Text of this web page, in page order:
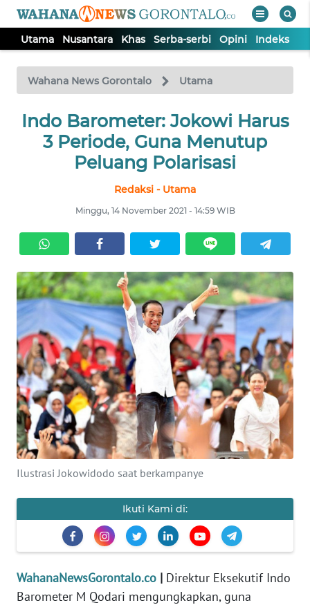
Utama Nusantara Khas Serba-serbi Opini Indeks
Wahana News Gorontalo Utama
Indo Barometer: Jokowi Harus
3 Periode, Guna Menutup
Peluang Polarisasi
Redaksi - Utama
Minggu, 14 November 2021 - 14:59 WIB
Ilustrasi Jokowidodo saat berkampanye
Ikuti Kami di:
WahanaNewsGorontalo.co | Direktur Eksekutif Indo
Barometer M Qodari mengungkapkan, guna
TV
Tutup
UTAMA
NUSANTARA
SERBA-
SERBI
OPINI
Informasi
INDEKS
BERITA
KONTAK
KAMI
INFO
IKLAN
KAMI
MEDIA
SIBER